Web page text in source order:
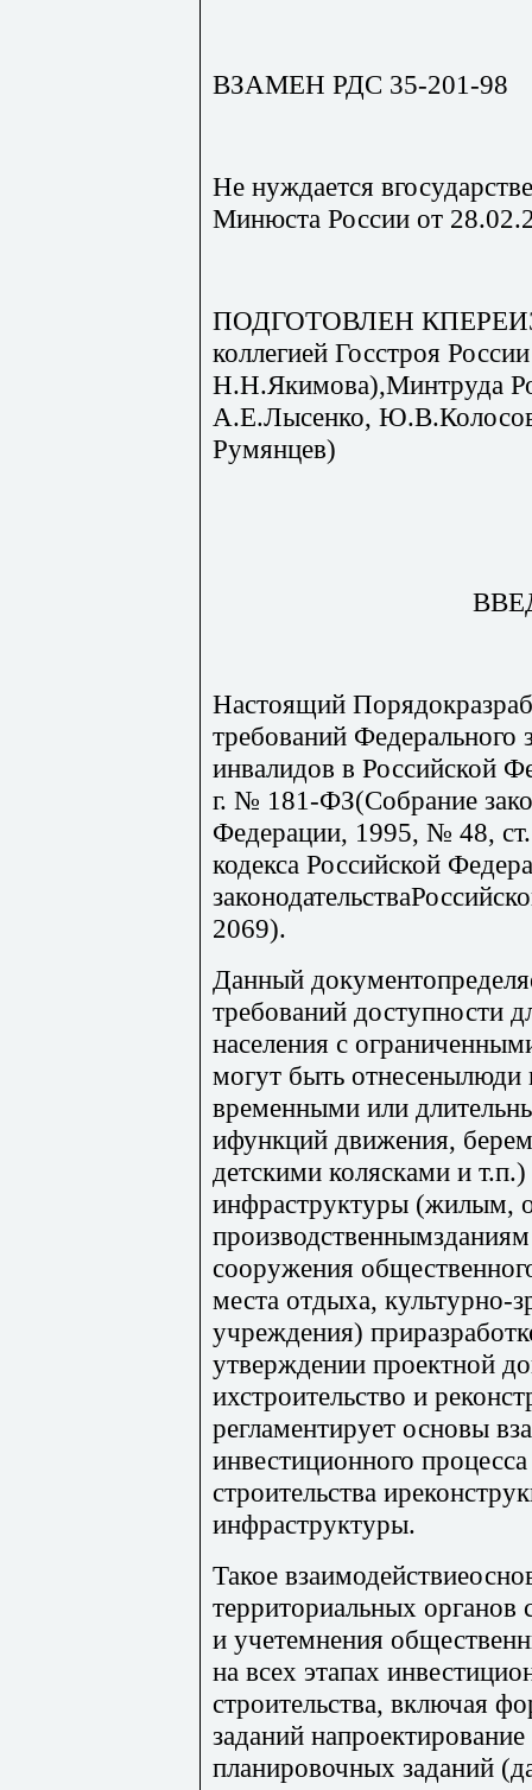
ВЗАМЕН РДС 35-201-98
Не нуждается
Минюста России от
ПОДГОТОВЛЕН
коллегией Госстроя
Н.Н.Якимова),Минтруда
А.Е.Лысенко,
Румянцев)
Настоящий
требований Федерального
инвалидов в Российской
г. № 181-ФЗ(Собрание
Федерации, 1995, № 48,
кодекса Российской
2069).
Данный
требований доступности
населения с
могут быть отнесенылюди
временными или
ифункций движения,
детскими колясками и
инфраструктуры (жилым,
сооружения
места отдыха, культурно-
учреждения)
утверждении проектной
ихстроительство и
регламентирует основы
инвестиционного
строительства
инфраструктуры.
Такое
территориальных органов
и учетемнения
на всех этапах
строительства, включая
заданий
планировочных заданий